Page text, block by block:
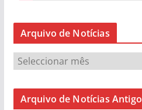
Arquivo de Notícias
r
q
Arquivo de Notícias Antigo